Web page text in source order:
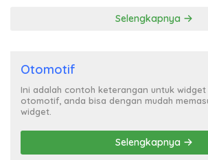
Selengkapnya
Otomotif
Ini adalah contoh keterangan untuk
otomotif, anda bisa dengan mudah
widget.
Selengkapnya